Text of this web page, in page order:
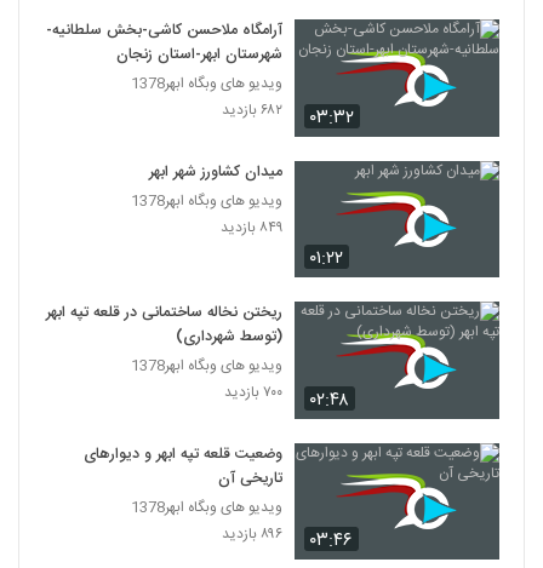
۰۳:۳۲
آرامگاه ملاحسن کاشی-بخش سلطانیه-
شهرستان ابهر-استان زنجان
ویدیو های وبگاه ابهر1378
۶۸۲ بازدید
۰۱:۲۲
میدان کشاورز شهر ابهر
ویدیو های وبگاه ابهر1378
۸۴۹ بازدید
۰۲:۴۸
ریختن نخاله ساختمانی در قلعه تپه ابهر
(توسط شهرداری)
ویدیو های وبگاه ابهر1378
۷۰۰ بازدید
۰۳:۴۶
وضعیت قلعه تپه ابهر و دیوارهای
تاریخی آن
ویدیو های وبگاه ابهر1378
۸۹۶ بازدید